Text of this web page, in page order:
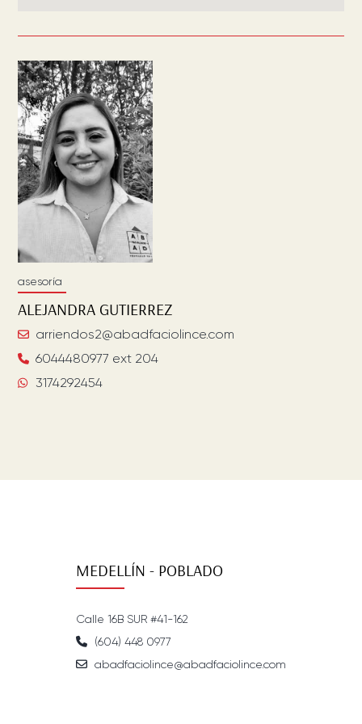
asesoría
ALEJANDRA GUTIERREZ
arriendos2@abadfaciolince.com
6044480977 ext 204
3174292454
MEDELLÍN - POBLADO
Calle 16B SUR #41-162
(604) 448 0977
abadfaciolince@abadfaciolince.com